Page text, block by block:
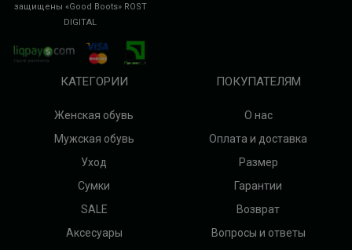
защищены «Good Boots» ROST
DIGITAL
КАТЕГОРИИ
Женская обувь
Мужская обувь
Уход
Сумки
SALE
Аксесуары
ПОКУПАТЕЛЯМ
О нас
Оплата и доставка
Размер
Гарантии
Возврат
Вопросы и ответы